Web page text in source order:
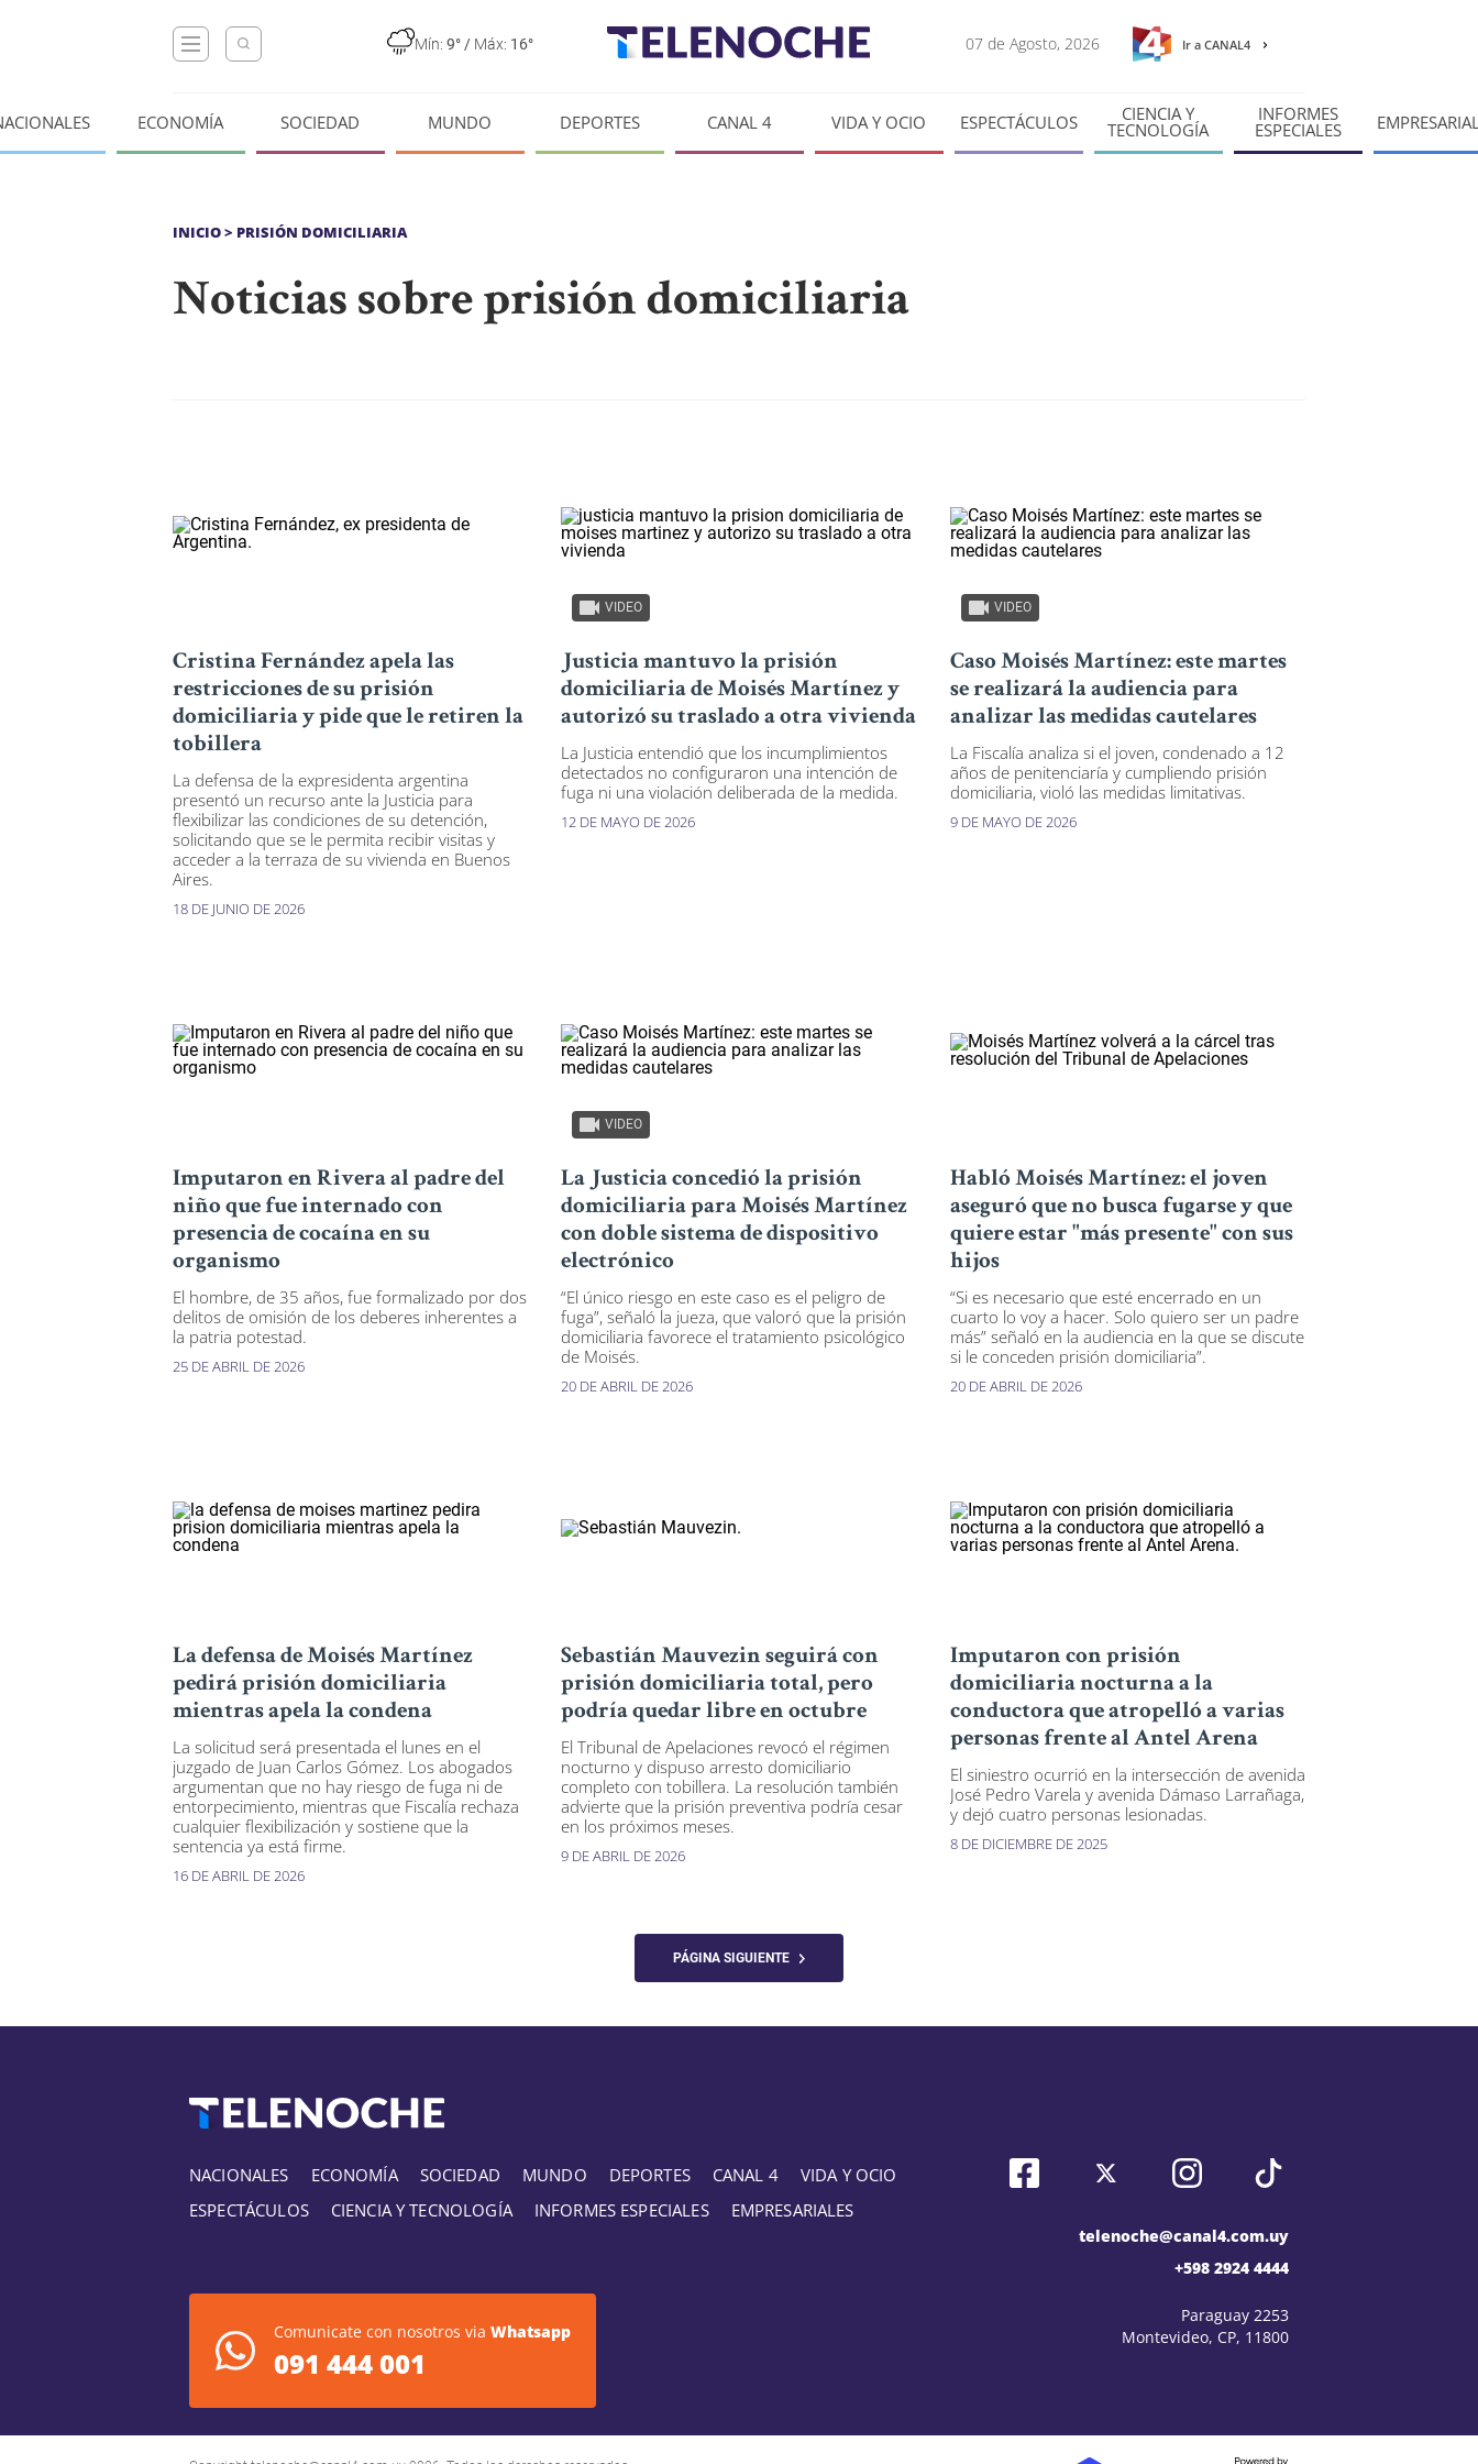
Mín: 9° / Máx: 16° 07 de Agosto, 2026 Ir a CANAL4
ECONOMÍA SOCIEDAD MUNDO DEPORTES CANAL 4 VIDA Y OCIO ESPECTÁCULOS CIENCIA Y
TECNOLOGÍA
INFORMES
ESPECIALES
INICIO> PRISIÓN DOMICILIARIA
Noticias sobre prisión domiciliaria
Cristina Fernández apela las
restricciones de su prisión
domiciliaria y pide que le retiren la
tobillera
La defensa de la expresidenta argentina
presentó un recurso ante la Justicia para
flexibilizar las condiciones de su detención,
solicitando que se le permita recibir visitas y
acceder a la terraza de su vivienda en Buenos
Aires.
18 DE JUNIO DE 2026
VIDEO
Justicia mantuvo la prisión
domiciliaria de Moisés Martínez y
autorizó su traslado a otra vivienda
La Justicia entendió que los incumplimientos
detectados no configuraron una intención de
fuga ni una violación deliberada de la medida.
12 DE MAYO DE 2026
VIDEO
Caso Moisés Martínez: este martes
se realizará la audiencia para
analizar las medidas cautelares
La Fiscalía analiza si el joven, condenado a 12
años de penitenciaría y cumpliendo prisión
domiciliaria, violó las medidas limitativas.
9 DE MAYO DE 2026
Imputaron en Rivera al padre del
niño que fue internado con
presencia de cocaína en su
organismo
El hombre, de 35 años, fue formalizado por dos
delitos de omisión de los deberes inherentes a
la patria potestad.
25 DE ABRIL DE 2026
VIDEO
La Justicia concedió la prisión
domiciliaria para Moisés Martínez
con doble sistema de dispositivo
electrónico
“El único riesgo en este caso es el peligro de
fuga”, señaló la jueza, que valoró que la prisión
domiciliaria favorece el tratamiento psicológico
de Moisés.
20 DE ABRIL DE 2026
Habló Moisés Martínez: el joven
aseguró que no busca fugarse y que
quiere estar "más presente" con sus
hijos
“Si es necesario que esté encerrado en un
cuarto lo voy a hacer. Solo quiero ser un padre
más” señaló en la audiencia en la que se discute
si le conceden prisión domiciliaria”.
20 DE ABRIL DE 2026
La defensa de Moisés Martínez
pedirá prisión domiciliaria
mientras apela la condena
La solicitud será presentada el lunes en el
juzgado de Juan Carlos Gómez. Los abogados
argumentan que no hay riesgo de fuga ni de
entorpecimiento, mientras que Fiscalía rechaza
cualquier flexibilización y sostiene que la
sentencia ya está firme.
16 DE ABRIL DE 2026
Sebastián Mauvezin seguirá con
prisión domiciliaria total, pero
podría quedar libre en octubre
El Tribunal de Apelaciones revocó el régimen
nocturno y dispuso arresto domiciliario
completo con tobillera. La resolución también
advierte que la prisión preventiva podría cesar
en los próximos meses.
9 DE ABRIL DE 2026
Imputaron con prisión
domiciliaria nocturna a la
conductora que atropelló a varias
personas frente al Antel Arena
El siniestro ocurrió en la intersección de avenida
José Pedro Varela y avenida Dámaso Larrañaga,
y dejó cuatro personas lesionadas.
8 DE DICIEMBRE DE 2025
PÁGINA SIGUIENTE
NACIONALES ECONOMÍA SOCIEDAD MUNDO DEPORTES CANAL 4
VIDA Y OCIO
ESPECTÁCULOS
CIENCIA Y TECNOLOGÍA INFORMES ESPECIALES EMPRESARIALES
Comunicate con nosotros via Whatsapp
091 444 001
telenoche@canal4.com.uy
+598 2924 4444
Paraguay 2253
Montevideo, CP, 11800